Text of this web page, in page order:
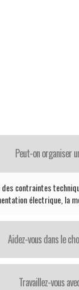
Peut-on organiser
des contraintes
électrique, la
Aidez-vous dans le
Travaillez-vous